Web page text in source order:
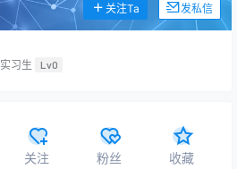
实习生 Lv0
关注Ta 发私信
关注 粉丝 收藏